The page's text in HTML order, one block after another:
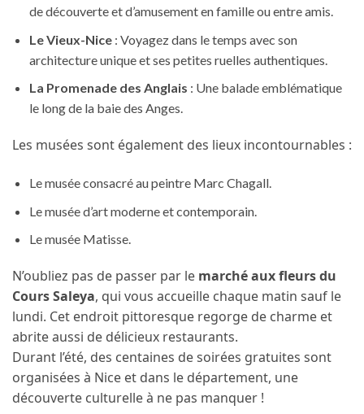
de découverte et d’amusement en famille ou entre amis.
Le Vieux-Nice: Voyagez dans le temps avec son
architecture unique et ses petites ruelles authentiques.
La Promenade des Anglais : Une balade emblématique
le long de la baie des Anges.
Les musées sont également des lieux incontournables :
Le musée consacré au peintre Marc Chagall.
Le musée d’art moderne et contemporain.
Le musée Matisse.
N’oubliez pas de passer par le marché aux fleurs du
Cours Saleya, qui vous accueille chaque matin sauf le
lundi. Cet endroit pittoresque regorge de charme et
abrite aussi de délicieux restaurants.
Durant l’été, des centaines de soirées gratuites sont
organisées à Nice et dans le département, une
découverte culturelle à ne pas manquer !